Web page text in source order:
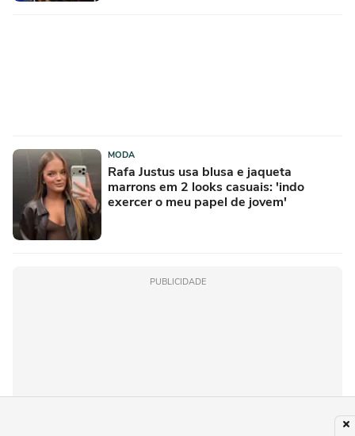
MODA
Rafa Justus usa blusa e jaqueta
marrons em 2 looks casuais: 'indo
exercer o meu papel de jovem'
PUBLICIDADE